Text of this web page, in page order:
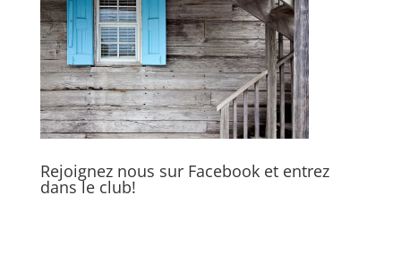
Rejoignez nous sur Facebook et entrez
dans le club!